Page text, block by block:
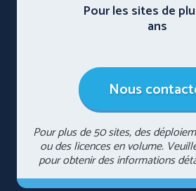
Pour les sites de
ans
Nous
Pour plus de 50 sites, des
ou des licences en volume.
pour obtenir des informations